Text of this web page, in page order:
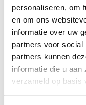
personaliseren, om
en om ons
informatie over uw
partners voor social
partners kunnen
informatie die u aan
verzameld op basis
Een
Nederland
het vervoer
zijn. “Het
medewerkers